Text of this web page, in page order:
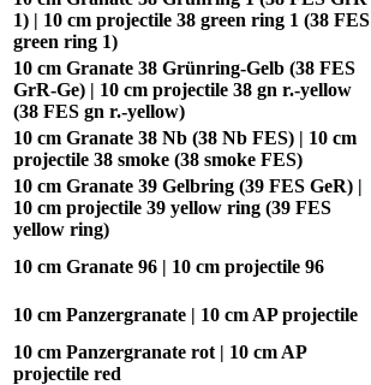
1) | 10 cm projectile 38 green ring 1 (38 FES
green ring 1)
10 cm Granate 38 Grünring-Gelb (38 FES
GrR-Ge) | 10 cm projectile 38 gn r.-yellow
(38 FES gn r.-yellow)
10 cm Granate 38 Nb (38 Nb FES) | 10 cm
projectile 38 smoke (38 smoke FES)
10 cm Granate 39 Gelbring (39 FES GeR) |
10 cm projectile 39 yellow ring (39 FES
yellow ring)
10 cm Granate 96 | 10 cm projectile 96
10 cm Panzergranate | 10 cm AP projectile
10 cm Panzergranate rot | 10 cm AP
projectile red